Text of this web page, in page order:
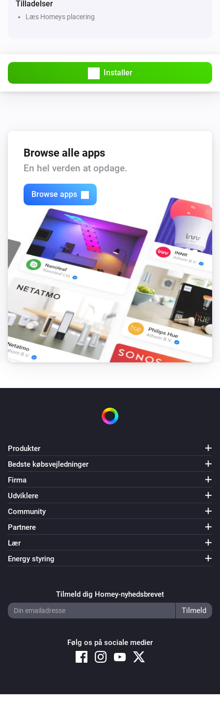
Tilladelser
Læs Homeys placering
Installer
Browse alle apps
En hel verden at opdage.
Browse apps
Produkter
Bedste købsvejledninger
Firma
Udviklere
Community
Partnere
Lær
Energy styring
Tilmeld dig Homey-nyhedsbrevet
Følg os på sociale medier